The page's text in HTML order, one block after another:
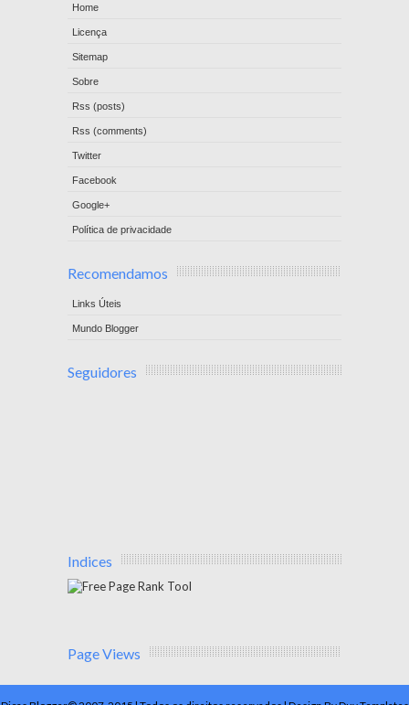
Home
Licença
Sitemap
Sobre
Rss (posts)
Rss (comments)
Twitter
Facebook
Google+
Política de privacidade
Recomendamos
Links Úteis
Mundo Blogger
Seguidores
Indices
Page Views